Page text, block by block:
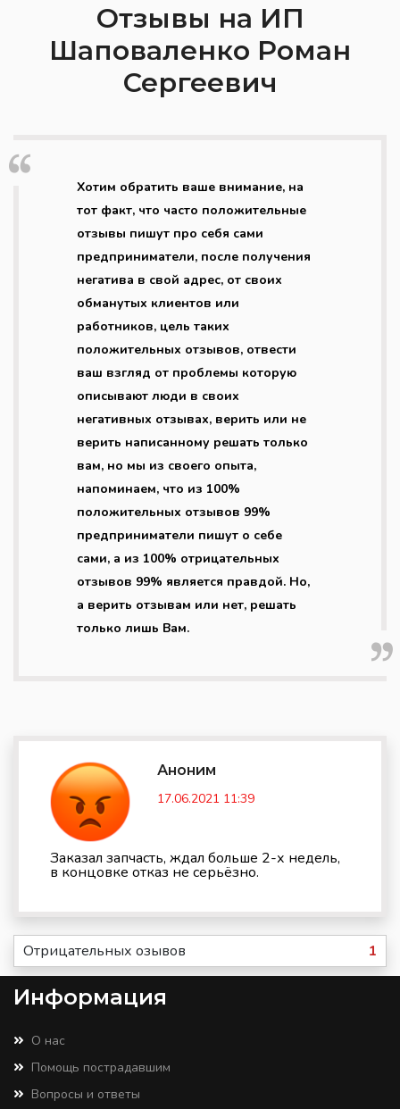
Отзывы на ИП
Шаповаленко Роман
Сергеевич
Хотим обратить ваше внимание, на
тот факт, что часто положительные
отзывы пишут про себя сами
предприниматели, после получения
негатива в свой адрес, от своих
обманутых клиентов или
работников, цель таких
положительных отзывов, отвести
ваш взгляд от проблемы которую
описывают люди в своих
негативных отзывах, верить или не
верить написанному решать только
вам, но мы из своего опыта,
напоминаем, что из 100%
положительных отзывов 99%
предприниматели пишут о себе
сами, а из 100% отрицательных
отзывов 99% является правдой. Но,
а верить отзывам или нет, решать
только лишь Вам.
Аноним
17.06.2021 11:39
Заказал запчасть, ждал больше 2-х недель,
в концовке отказ не серьёзно.
Отрицательных озывов 1
Информация
О нас
Помощь пострадавшим
Вопросы и ответы